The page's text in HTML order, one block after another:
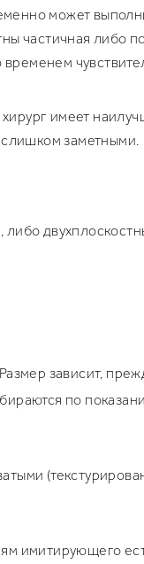
может
частичная либо
имеет
заметными.
зависит,
по
имитирующего